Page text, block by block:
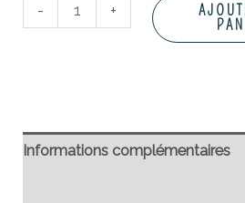
- +
Informations complémentaires